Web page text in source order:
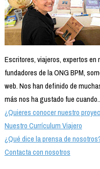
Escritores, viajeros, expertos en
fundadores de la ONG BPM,
web. Nos han definido de
más nos ha gustado fue
¿Quieres conocer nuestro
Nuestro Currículum Viajero
¿Qué dice la prensa de
Contacta con nosotros